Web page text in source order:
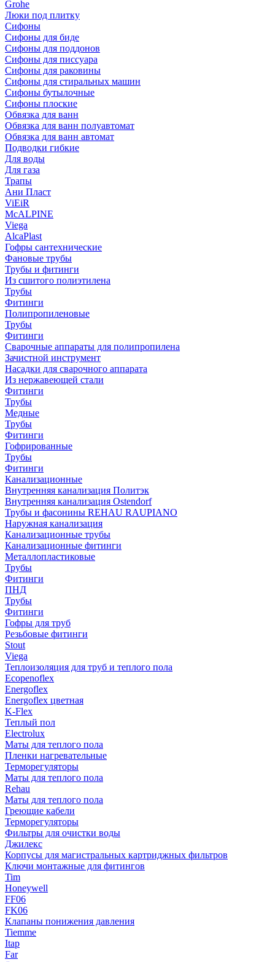
Grohe
Люки под плитку
Сифоны
Сифoны для биде
Сифoны для поддонов
Сифoны для писсуара
Сифоны для раковины
Сифоны для стиральных машин
Сифоны бутылочные
Сифоны плоские
Обвязка для ванн
Обвязка для ванн полуавтомат
Обвязка для ванн автомат
Подводки гибкие
Для воды
Для газа
Трапы
Ани Пласт
ViEiR
McALPINE
Viega
AlcaPlast
Гофры сантехнические
Фановые трубы
Трубы и фитинги
Из сшитого полиэтилена
Трубы
Фитинги
Полипропиленовые
Трубы
Фитинги
Сварочные аппараты для полипропилена
Зачистной инструмент
Насадки для сварочного аппарата
Из нержавеющей стали
Фитинги
Трубы
Медные
Трубы
Фитинги
Гофрированные
Трубы
Фитинги
Канализационные
Внутренняя канализация Политэк
Внутренняя канализация Ostendorf
Трубы и фасонины REHAU RAUPIANO
Наружная канализация
Канализационные трубы
Канализационные фитинги
Металлопластиковые
Трубы
Фитинги
ПНД
Трубы
Фитинги
Гофры для труб
Резьбовые фитинги
Stout
Viega
Теплоизоляция для труб и теплого пола
Ecopenoflex
Energoflex
Energoflex цветная
K-Flex
Теплый пол
Electrolux
Маты для теплого пола
Пленки нагревательные
Терморегуляторы
Маты для теплого пола
Rehau
Маты для теплого пола
Греющие кабели
Терморегуляторы
Фильтры для очистки воды
Джилекс
Корпусы для магистральных картриджных фильтров
Ключи монтажные для фитингов
Tim
Honeywell
FF06
FK06
Клапаны понижения давления
Tiemme
Itap
Far